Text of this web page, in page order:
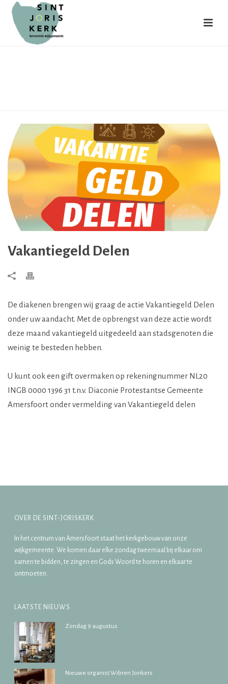
Vakantiegeld Delen
De diakenen brengen wij graag de actie Vakantiegeld Delen
onder uw aandacht. Met de opbrengst van deze actie wordt
deze maand vakantiegeld uitgedeeld aan stadsgenoten die
weinig te besteden hebben.
U kunt ook een gift overmaken op rekeningnummer NL20
INGB 0000 1396 31 t.n.v. Diaconie Protestantse Gemeente
Amersfoort onder vermelding van Vakantiegeld delen
OVER DE SINT-JORISKERK
In het centrum van Amersfoort staat het kerkgebouw van onze
wijkgemeente. We komen daar elke zondag tweemaal bij elkaar om
samen te bidden, te zingen en Gods Woord te horen en elkaar te
ontmoeten.
LAATSTE NIEUWS
Zondag 9 augustus
Nieuwe organist Wibren Jonkers